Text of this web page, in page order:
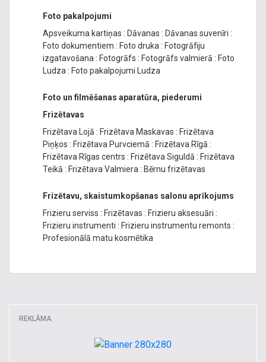
Foto pakalpojumi
Apsveikuma kartiņas : Dāvanas : Dāvanas suvenīri :
Foto dokumentiem : Foto druka : Fotogrāfiju
izgatavošana : Fotogrāfs : Fotogrāfs valmierā : Foto
Ludza : Foto pakalpojumi Ludza
Foto un filmēšanas aparatūra, piederumi
Frizētavas
Frizētava Lojā : Frizētava Maskavas : Frizētava
Piņķos : Frizētava Purvciemā : Frizētava Rīgā :
Frizētava Rīgas centrs : Frizētava Siguldā : Frizētava
Teikā : Frizētava Valmiera : Bērnu frizētavas
Frizētavu, skaistumkopšanas salonu aprīkojums
Frizieru serviss : Frizētavas : Frizieru aksesuāri :
Frizieru instrumenti : Frizieru instrumentu remonts :
Profesionālā matu kosmētika
REKLĀMA